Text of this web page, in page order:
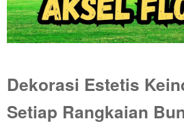
Dekorasi Estetis
Setiap Rangkaian